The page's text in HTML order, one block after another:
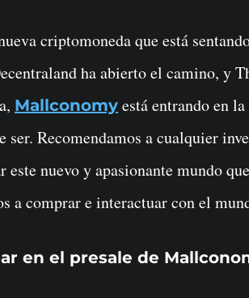
criptomoneda que está
ha abierto el camino, y
Mallconomy está entrando en
ser. Recomendamos a cualquier
este nuevo y apasionante mundo
a comprar e interactuar con el
en el presale de